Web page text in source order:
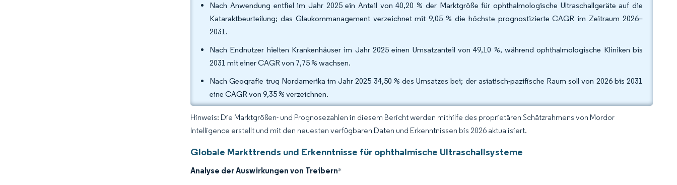
Nach Anwendung entfiel im Jahr 2025 ein Anteil von 40,20 % der Marktgröße für ophthalmologische Ultraschallgeräte auf die
Kataraktbeurteilung; das Glaukommanagement verzeichnet mit 9,05 % die höchste prognostizierte CAGR im Zeitraum 2026–
2031.
Nach Endnutzer hielten Krankenhäuser im Jahr 2025 einen Umsatzanteil von 49,10 %, während ophthalmologische Kliniken bis
2031 mit einer CAGR von 7,75 % wachsen.
Nach Geografie trug Nordamerika im Jahr 2025 34,50 % des Umsatzes bei; der asiatisch-pazifische Raum soll von 2026 bis 2031
eine CAGR von 9,35 % verzeichnen.
Hinweis: Die Marktgrößen- und Prognosezahlen in diesem Bericht werden mithilfe des proprietären Schätzrahmens von Mordor
Intelligence erstellt und mit den neuesten verfügbaren Daten und Erkenntnissen bis 2026 aktualisiert.
Globale Markttrends und Erkenntnisse für ophthalmische Ultraschallsysteme
Analyse der Auswirkungen von Treibern*